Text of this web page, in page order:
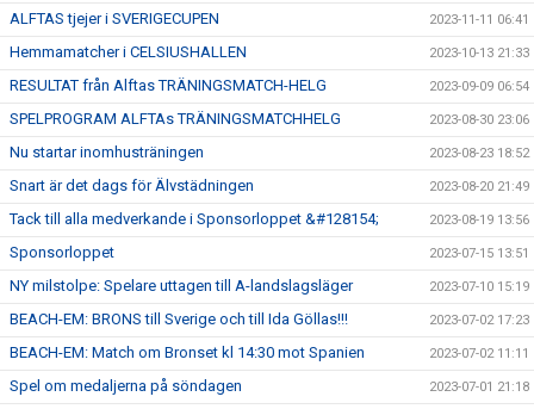
ALFTAS tjejer i SVERIGECUPEN 2023-11-11 06:41
Hemmamatcher i CELSIUSHALLEN 2023-10-13 21:33
RESULTAT från Alftas TRÄNINGSMATCH-HELG 2023-09-09 06:54
SPELPROGRAM ALFTAs TRÄNINGSMATCHHELG 2023-08-30 23:06
Nu startar inomhusträningen 2023-08-23 18:52
Snart är det dags för Älvstädningen 2023-08-20 21:49
Tack till alla medverkande i Sponsorloppet &#128154; 2023-08-19 13:56
Sponsorloppet 2023-07-15 13:51
NY milstolpe: Spelare uttagen till A-landslagsläger 2023-07-10 15:19
BEACH-EM: BRONS till Sverige och till Ida Göllas!!! 2023-07-02 17:23
BEACH-EM: Match om Bronset kl 14:30 mot Spanien 2023-07-02 11:11
Spel om medaljerna på söndagen 2023-07-01 21:18